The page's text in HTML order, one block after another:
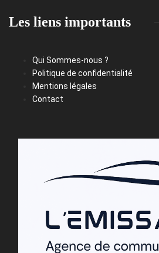
Les liens importants
Qui Sommes-nous ?
Politique de confidentialité
Mentions légales
Contact